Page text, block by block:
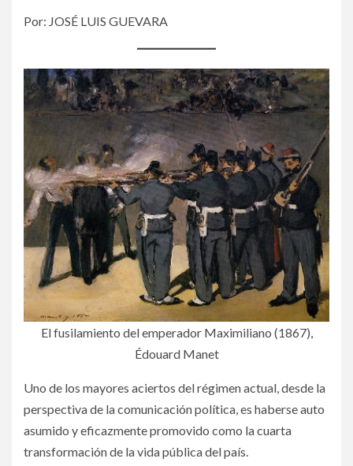
Por: JOSÉ LUIS GUEVARA
El fusilamiento del emperador Maximiliano (1867),
Édouard Manet
Uno de los mayores aciertos del régimen actual, desde la
perspectiva de la comunicación política, es haberse auto
asumido y eficazmente promovido como la cuarta
transformación de la vida pública del país.